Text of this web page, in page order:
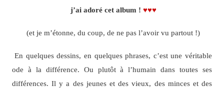
j’ai adoré cet album ! ♥♥♥
(et je m’étonne, du coup, de ne pas l’avoir vu partout !)
En quelques dessins, en quelques phrases, c’est une véritable
ode à la différence. Ou plutôt à l’humain dans toutes ses
différences. Il y a des jeunes et des vieux, des minces et des